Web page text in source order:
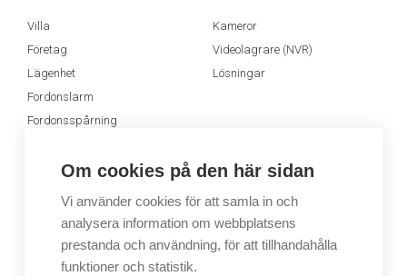
Villa
Företag
Lägenhet
Fordonslarm
Fordonsspårning
Kameror
Videolagrare (NVR)
Lösningar
Dimsystem Ljudsystem
Ljudsystem
Om cookies på den här sidan
Vi använder cookies för att samla in och
analysera information om webbplatsens
prestanda och användning, för att tillhandahålla
funktioner och statistik.